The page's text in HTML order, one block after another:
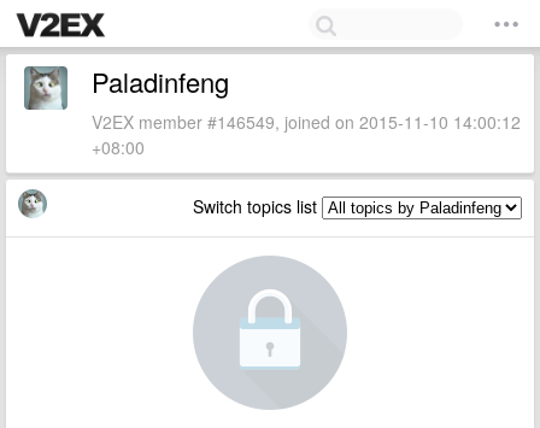
Paladinfeng
V2EX member #146549, joined on 2015-11-10 14:00:12
+08:00
Switch topics list